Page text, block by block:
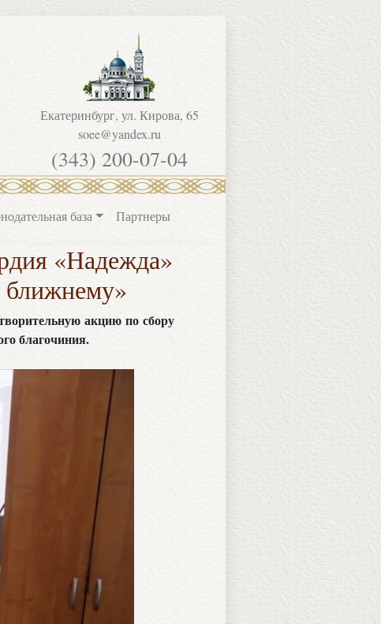
Екатеринбург, ул. Кирова, 65
soee@yandex.ru
(343) 200-07-04
база Партнеры
«Надежда»
акцию по сбору
благочиния.